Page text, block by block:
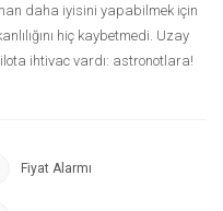
daha iyisini yapabilmek için
hiç kaybetmedi. Uzay
ihtiyaç vardı: astronotlara!
başarıyla geçerek astronot
dizisinde içimizden çıkan
Fiyat Alarmı